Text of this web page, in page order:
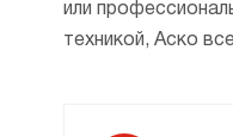
или
техникой, Аско